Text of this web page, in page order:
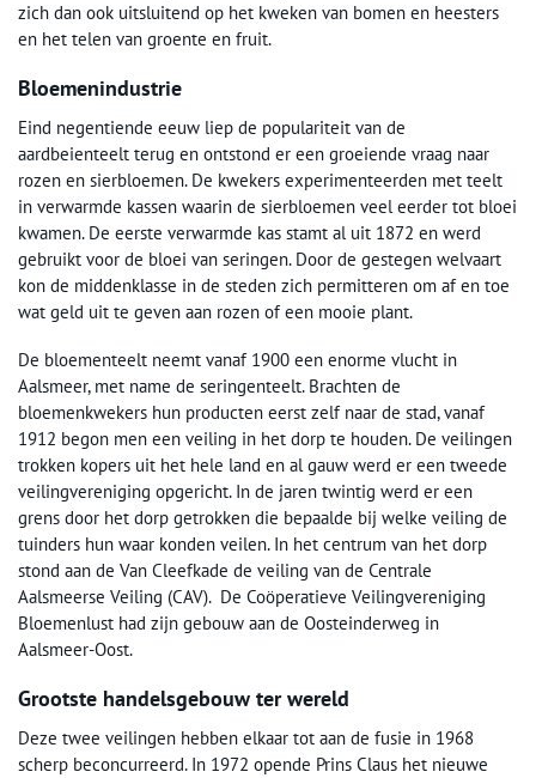
zich dan ook uitsluitend op het kweken van bomen en heesters
en het telen van groente en fruit.
Bloemenindustrie
Eind negentiende eeuw liep de populariteit van de
aardbeienteelt terug en ontstond er een groeiende vraag naar
rozen en sierbloemen. De kwekers experimenteerden met teelt
in verwarmde kassen waarin de sierbloemen veel eerder tot bloei
kwamen. De eerste verwarmde kas stamt al uit 1872 en werd
gebruikt voor de bloei van seringen. Door de gestegen welvaart
kon de middenklasse in de steden zich permitteren om af en toe
wat geld uit te geven aan rozen of een mooie plant.
De bloementeelt neemt vanaf 1900 een enorme vlucht in
Aalsmeer, met name de seringenteelt. Brachten de
bloemenkwekers hun producten eerst zelf naar de stad, vanaf
1912 begon men een veiling in het dorp te houden. De veilingen
trokken kopers uit het hele land en al gauw werd er een tweede
veilingvereniging opgericht. In de jaren twintig werd er een
grens door het dorp getrokken die bepaalde bij welke veiling de
tuinders hun waar konden veilen. In het centrum van het dorp
stond aan de Van Cleefkade de veiling van de Centrale
Aalsmeerse Veiling (CAV). De Coöperatieve Veilingvereniging
Bloemenlust had zijn gebouw aan de Oosteinderweg in
Aalsmeer-Oost.
Grootste handelsgebouw ter wereld
Deze twee veilingen hebben elkaar tot aan de fusie in 1968
scherp beconcurreerd. In 1972 opende Prins Claus het nieuwe